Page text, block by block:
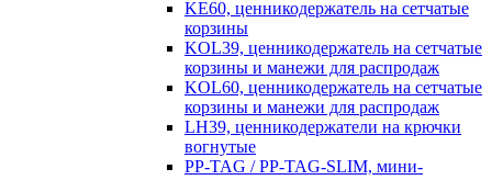
KE60, ценникодержатель на сетчатые
корзины
KOL39, ценникодержатель на сетчатые
корзины и манежи для распродаж
KOL60, ценникодержатель на сетчатые
корзины и манежи для распродаж
LH39, ценникодержатели на крючки
вогнутые
PP-TAG / PP-TAG-SLIM, мини-